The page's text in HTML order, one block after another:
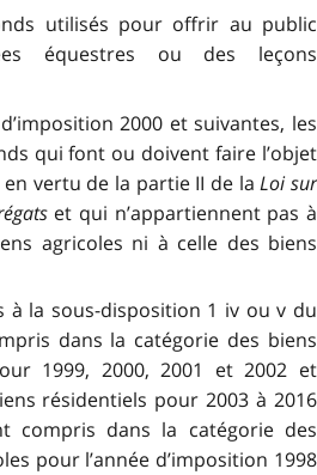
utilisés pour offrir au public
équestres ou des leçons
2000 et suivantes, les
qui font ou doivent faire l’objet
en vertu de la partie II de laLoi sur
et qui n’appartiennent pas à
agricoles ni à celle des biens
à la sous-disposition 1 iv ou v du
dans la catégorie des biens
1999, 2000, 2001 et 2002 et
résidentiels pour 2003 à 2016
compris dans la catégorie des
pour l’année d’imposition 1998